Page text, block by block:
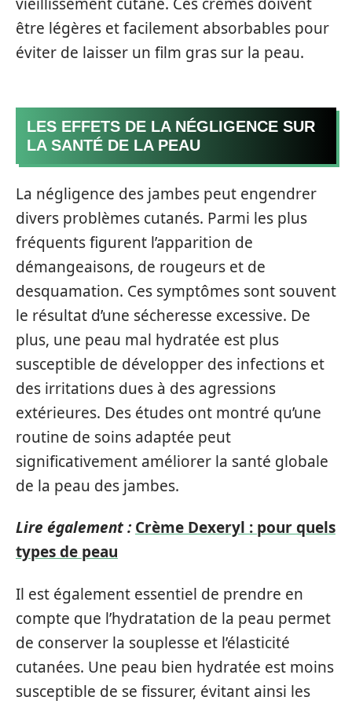
être légères et facilement absorbables pour
éviter de laisser un film gras sur la peau.
LES EFFETS DE LA NÉGLIGENCE SUR
LA SANTÉ DE LA PEAU
La négligence des jambes peut engendrer
divers problèmes cutanés. Parmi les plus
fréquents figurent l’apparition de
démangeaisons, de rougeurs et de
desquamation. Ces symptômes sont souvent
le résultat d’une sécheresse excessive. De
plus, une peau mal hydratée est plus
susceptible de développer des infections et
des irritations dues à des agressions
extérieures. Des études ont montré qu’une
routine de soins adaptée peut
significativement améliorer la santé globale
de la peau des jambes.
Lire également : Crème Dexeryl : pour quels
types de peau
Il est également essentiel de prendre en
compte que l’hydratation de la peau permet
de conserver la souplesse et l’élasticité
cutanées. Une peau bien hydratée est moins
susceptible de se fissurer, évitant ainsi les